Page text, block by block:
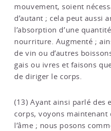
mouvement, soient
d’autant ; cela peut aussi
l’absorption d’une
nourriture. Augmenté ;
de vin ou d’autres
gais ou ivres et faisons
de diriger le corps.
(13) Ayant ainsi parlé des
corps, voyons maintenant
l’âme ; nous posons